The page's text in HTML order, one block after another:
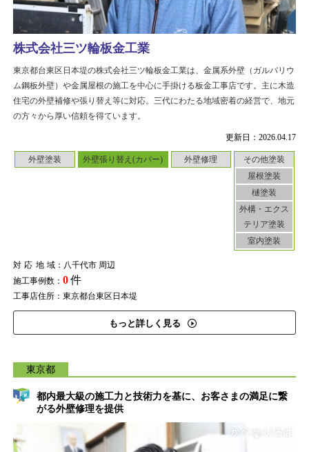
更新日：2026.04.17
外壁塗装 外壁張り替え(カバー) 外壁修理
その他塗装
屋根塗装
樋塗装
外構・エクス
テリア塗装
室内塗装
対応地域：八千代市 周辺
施工事例数： 0件
工事店住所：東京都台東区日本堤
もっと詳しく見る
株式会社三ツ輪板金工業
東京都台東区日本堤の株式会社三ツ輪板金工業は、金属系外壁（ガルバリウ
ム鋼板外壁）や金属屋根の施工を中心に手掛ける板金工事店です。主に木造
住宅の外壁補修や張り替え等に対応。三代にわたる地域密着の経営で、地元
の方々から厚い信頼を得ています。
東京都
都内最大級の施工力と技術力を基に、お客さまの満足に繋
がる外壁修理を提供